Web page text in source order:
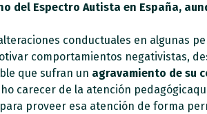
del Espectro Autista en España,
conductuales en algunas
comportamientos negativistas,
que sufran un agravamiento de su
carecer de la atención
proveer esa atención de forma